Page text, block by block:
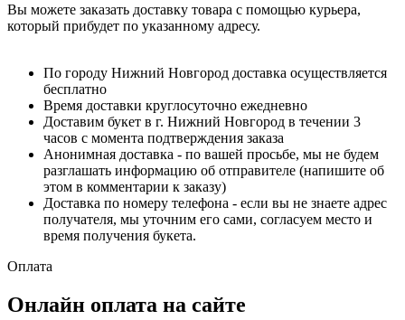
Вы можете заказать доставку товара с помощью курьера,
который прибудет по указанному адресу.
По городу Нижний Новгород доставка осуществляется
бесплатно
Время доставки круглосуточно ежедневно
Доставим букет в г. Нижний Новгород в течении 3
часов с момента подтверждения заказа
Анонимная доставка - по вашей просьбе, мы не будем
разглашать информацию об отправителе (напишите об
этом в комментарии к заказу)
Доставка по номеру телефона - если вы не знаете адрес
получателя, мы уточним его сами, согласуем место и
время получения букета.
Оплата
Онлайн оплата на сайте